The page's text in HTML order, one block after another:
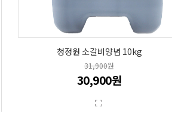
청정원 소갈비양념 10kg
31,900원
30,900원